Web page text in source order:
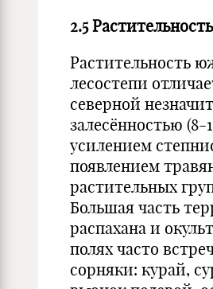
2.5 Растительность
Растительность
лесостепи
северной
залесённостью (8-
усилением
появлением
растительных
Большая часть
распахана и
полях часто
сорняки: курай,